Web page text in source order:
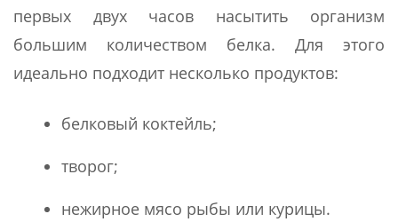
первых двух часов насытить организм
большим количеством белка. Для этого
идеально подходит несколько продуктов:
белковый коктейль;
творог;
нежирное мясо рыбы или курицы.